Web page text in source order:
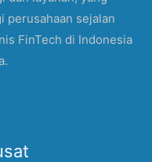
perusahaan sejalan
FinTech di Indonesia